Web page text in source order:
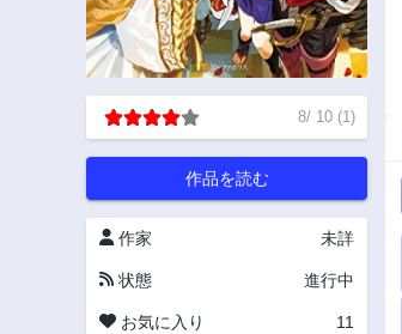
8/ 10 (1)
作品を読む
作家 未詳
状態 進行中
お気に入り 11